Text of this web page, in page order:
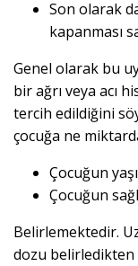
Son olarak
kapanması
Genel olarak bu
bir ağrı veya acı
tercih edildiğini
çocuğa ne
Çocuğun
Çocuğun
Belirlemektedir.
dozu belirledikten